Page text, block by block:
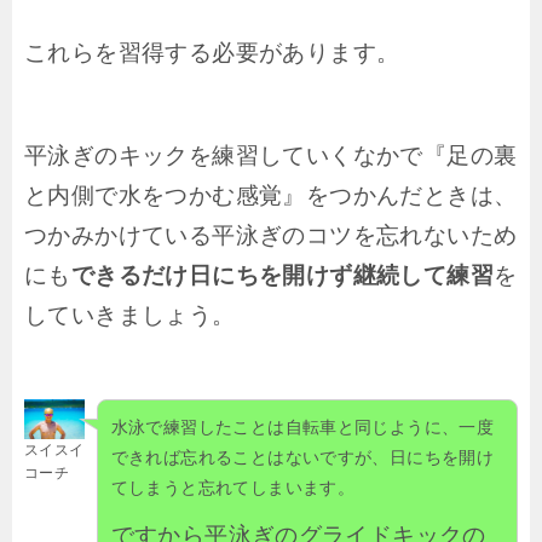
これらを習得する必要があります。
平泳ぎのキックを練習していくなかで『足の裏
と内側で水をつかむ感覚』をつかんだときは、
つかみかけている平泳ぎのコツを忘れないため
にも できるだけ日にちを開けず継続して練習を
していきましょう。
スイスイ
コーチ
水泳で練習したことは自転車と同じように、一度
できれば忘れることはないですが、日にちを開け
てしまうと忘れてしまいます。
ですから平泳ぎのグライドキックの